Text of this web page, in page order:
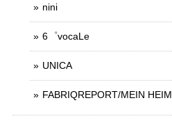
nini
6゜vocaLe
UNICA
FABRIQREPORT/MEIN HEIM